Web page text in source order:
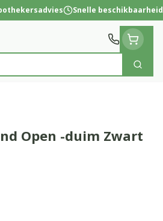
Snelle beschikbaarheid
Zoek
Open -duim Zwart